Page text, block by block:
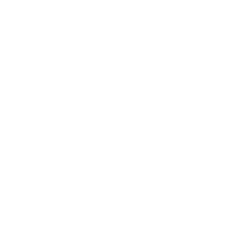
atasözünün anlamı demek?